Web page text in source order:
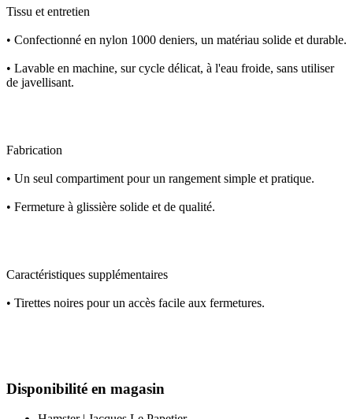
Tissu et entretien
• Confectionné en nylon 1000 deniers, un matériau solide et durable.
• Lavable en machine, sur cycle délicat, à l'eau froide, sans utiliser
de javellisant.
Fabrication
• Un seul compartiment pour un rangement simple et pratique.
• Fermeture à glissière solide et de qualité.
Caractéristiques supplémentaires
• Tirettes noires pour un accès facile aux fermetures.
Disponibilité en magasin